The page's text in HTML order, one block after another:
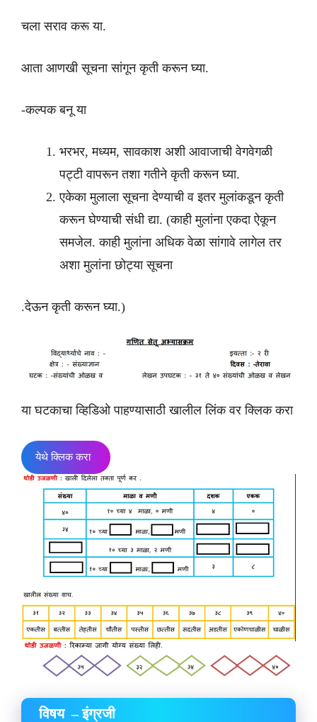
चला सराव करू या.
आता आणखी सूचना सांगून कृती करून घ्या.
-कल्पक बनू या
भरभर, मध्यम, सावकाश अशी आवाजाची वेगवेगळी
पट्टी वापरून तशा गतीने कृती करून घ्या.
एकेका मुलाला सूचना देण्याची व इतर मुलांकडून कृती
करून घेण्याची संधी द्या. (काही मुलांना एकदा ऐकून
समजेल. काही मुलांना अधिक वेळा सांगावे लागेल तर
अशा मुलांना छोट्या सूचना
.देऊन कृती करून घ्या.)
या घटकाचा व्हिडिओ पाहण्यासाठी खालील लिंक वर क्लिक करा
येथे क्लिक करा
विषय – इंग्रजी